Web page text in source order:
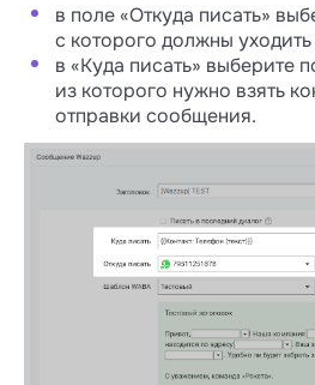
в поле «Откуда писать»
с которого должны
в «Куда писать» выберите
из которого нужно взять
отправки сообщения.